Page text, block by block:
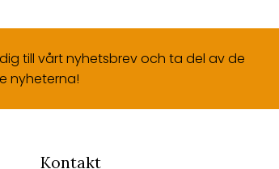
till vårt nyhetsbrev och ta del av de
nyheterna!
Kontakt